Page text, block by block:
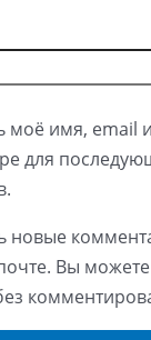
моё имя, email
для
новые
Вы можете